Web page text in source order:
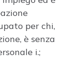
per chi,
è senza
i.;